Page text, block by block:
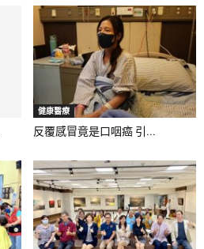
健康醫療
反覆感冒竟是口咽癌 引...